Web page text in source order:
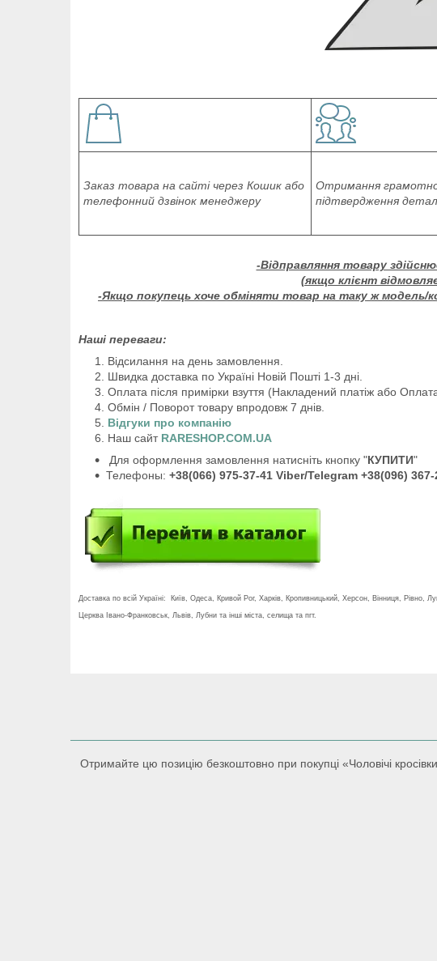
Заказ товара на сайті через Кошик або
телефонний дзвінок менеджеру
Отримання
підтвердження
-Відправляння товару
(якщо клієнт
-Якщо покупець хоче обміняти товар на таку ж модель/
Наші переваги:
Відсилання на день замовлення.
Швидка доставка по Україні Новій Пошті 1-3 дні.
Оплата після примірки взуття (Накладений платіж або
Обмін / Поворот товару впродовж 7 днів.
Відгуки про компанію
Наш сайт RARESHOP.COM.UA
Для оформлення замовлення натисніть кнопку "КУПИТИ"
Телефоны: +38(066) 975-37-41 Viber/Telegram +38(096) 367-
Доставка по всій Україні: Київ, Одеса, Кривой Рог, Харків, Кропивницький, Херсон, Вінниця,
Церква Івано-Франковськ, Львів, Лубни та інші міста, селища та пгт.
Отримайте цю позицію безкоштовно при покупці «Чоловічі